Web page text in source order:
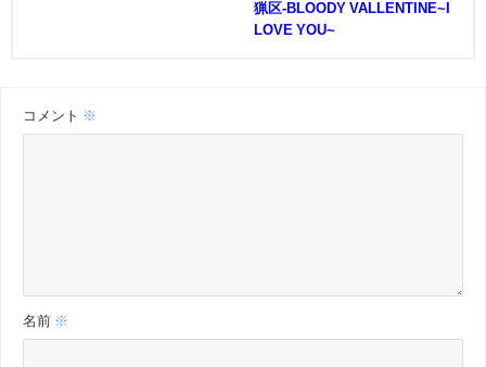
猟区-BLOODY VALLENTINE~I
LOVE YOU~
コメント ※
名前 ※